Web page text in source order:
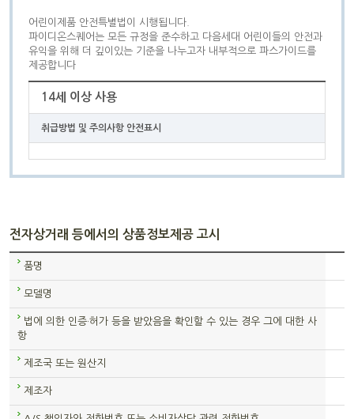
어린이제품 안전특별법이 시행됩니다.
파이디온스퀘어는 모든 규정을 준수하고 다음세대 어린이들의 안전과
유익을 위해 더 깊이있는 기준을 나누고자 내부적으로 파스가이드를
제공합니다
14세 이상 사용
취급방법 및 주의사항 안전표시
전자상거래 등에서의 상품정보제공 고시
품명
모델명
법에 의한 인증·허가 등을 받았음을 확인할 수 있는 경우 그에 대한 사
항
제조국 또는 원산지
제조자